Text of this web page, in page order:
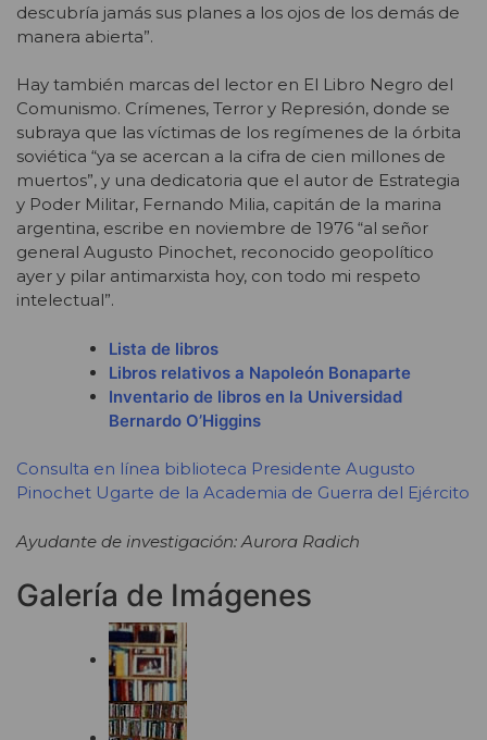
descubría jamás sus planes a los ojos de los demás de
manera abierta”.
Hay también marcas del lector en El Libro Negro del
Comunismo. Crímenes, Terror y Represión, donde se
subraya que las víctimas de los regímenes de la órbita
soviética “ya se acercan a la cifra de cien millones de
muertos”, y una dedicatoria que el autor de Estrategia
y Poder Militar, Fernando Milia, capitán de la marina
argentina, escribe en noviembre de 1976 “al señor
general Augusto Pinochet, reconocido geopolítico
ayer y pilar antimarxista hoy, con todo mi respeto
intelectual”.
Lista de libros
Libros relativos a Napoleón Bonaparte
Inventario de libros en la Universidad
Bernardo O’Higgins
Consulta en línea biblioteca Presidente Augusto
Pinochet Ugarte de la Academia de Guerra del Ejército
Ayudante de investigación: Aurora Radich
Galería de Imágenes